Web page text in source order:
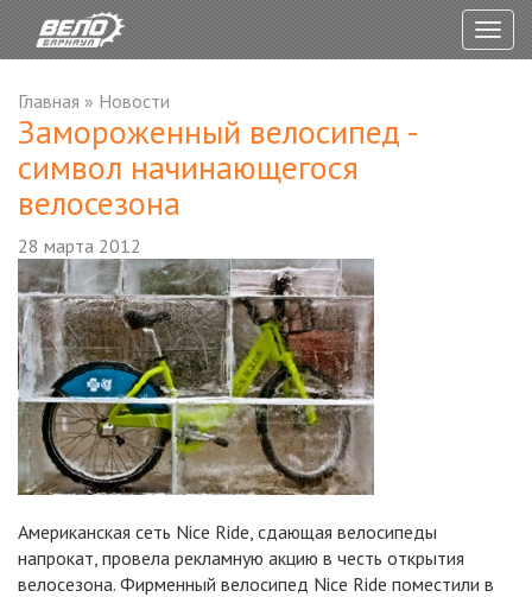
Главная » Новости
Замороженный велосипед -
символ начинающегося
велосезона
28 марта 2012
Американская сеть Nice Ride, сдающая велосипеды
напрокат, провела рекламную акцию в честь открытия
велосезона. Фирменный велосипед Nice Ride поместили в